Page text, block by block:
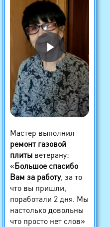
Мастер выполнил
ремонт газовой
плитыветерану:
«Большое спасибо
Вам за работу, за то
что вы пришли,
поработали 2 дня. Мы
настолько довольны
что просто нет слов»